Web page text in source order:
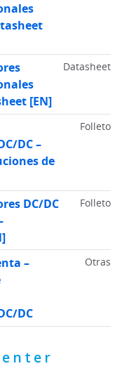
[EN]
Datasheet
DC –
de
Folleto
DC/DC
Folleto
–
DC
Otras